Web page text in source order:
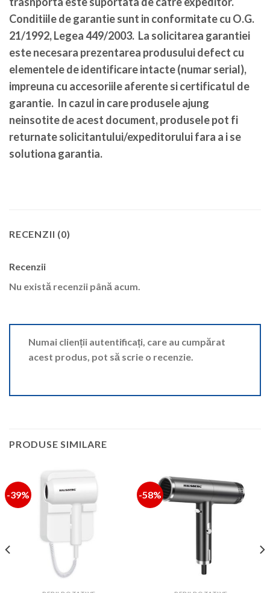
Conditiile de garantie sunt in conformitate cu O.G.
21/1992, Legea 449/2003. La solicitarea garantiei
este necesara prezentarea produsului defect cu
elementele de identificare intacte (numar serial),
impreuna cu accesoriile aferente si certificatul de
garantie. In cazul in care produsele ajung
neinsotite de acest document, produsele pot fi
returnate solicitantului/expeditorului fara a i se
solutiona garantia.
RECENZII (0)
Recenzii
Nu există recenzii până acum.
Numai clienții autentificați, care au cumpărat
acest produs, pot să scrie o recenzie.
PRODUSE SIMILARE
-39% -58%